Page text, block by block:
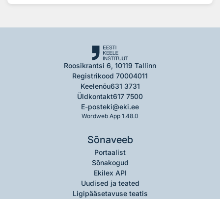
Roosikrantsi 6, 10119 Tallinn
Registrikood 70004011
Keelenõu631 3731
Üldkontakt617 7500
E-posteki@eki.ee
Wordweb App 1.48.0
Sõnaveeb
Portaalist
Sõnakogud
Ekilex API
Uudised ja teated
Ligipääsetavuse teatis